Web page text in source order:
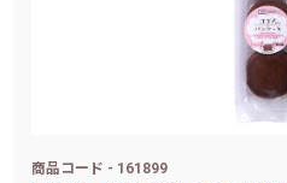
商品コード - 161899